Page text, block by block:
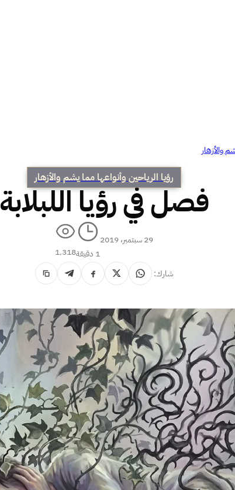
والأزهار
رؤيا الرياحين وأنواعها مما يشم والأزهار
فصل في رؤيا اللبلابة
29 سبتمبر، 2019
1 دقيقة
1٬318
شارك: